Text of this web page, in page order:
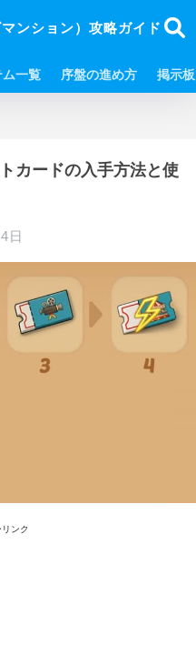
ンション）攻略ガイド
ム一覧 序盤の進め方 掲示板
カードの入手方法と使
日
ンク